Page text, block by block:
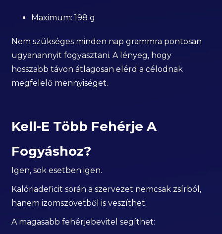
Maximum: 198 g
Nem szükséges minden nap grammra pontosan
ugyanannyit fogyasztani. A lényeg, hogy
hosszabb távon átlagosan elérd a célodnak
megfelelő mennyiséget.
Kell-E Több Fehérje A
Fogyáshoz?
Igen, sok esetben igen.
Kalóriadeficit során a szervezet nemcsak zsírból,
hanem izomszövetből is veszíthet.
A magasabb fehérjebevitel segíthet: